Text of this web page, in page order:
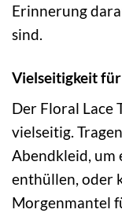
Erinnerung
sind.
Vielseitigkeit
Der Floral Lace
vielseitig.
Abendkleid, um
enthüllen, oder
Morgenmantel